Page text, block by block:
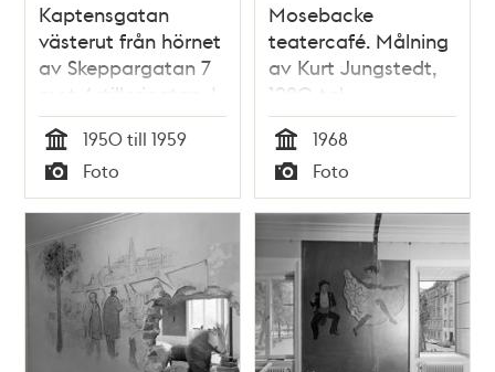
Kaptensgatan
västerut från hörnet
av Skeppargatan 7
mot Artillerigatan. I
fonden ses taket på
Dramatiska teatern
Tid
1950 till 1959
Typ
Foto
Mosebacke
teatercafé. Målning
av Kurt Jungstedt,
1920-tal
Tid
1968
Typ
Foto